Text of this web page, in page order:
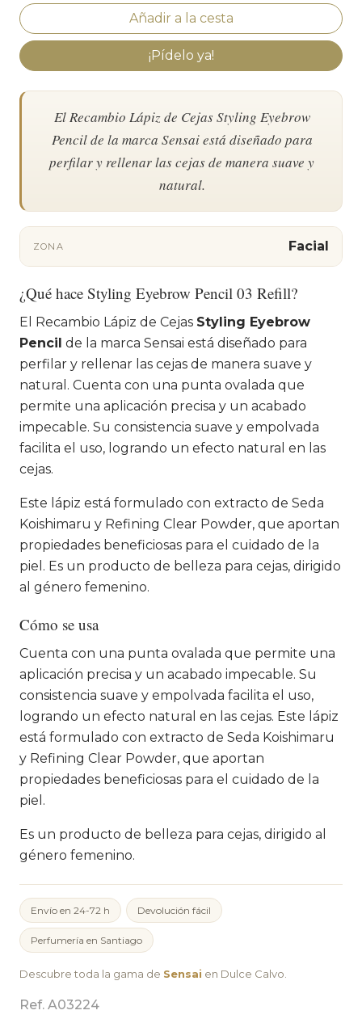
¡Pídelo ya!
El Recambio Lápiz de Cejas Styling Eyebrow
Pencil de la marca Sensai está diseñado para
perfilar y rellenar las cejas de manera suave y
natural.
ZONA Facial
¿Qué hace Styling Eyebrow Pencil 03 Refill?
El Recambio Lápiz de Cejas Styling Eyebrow
Pencil de la marca Sensai está diseñado para
perfilar y rellenar las cejas de manera suave y
natural. Cuenta con una punta ovalada que
permite una aplicación precisa y un acabado
impecable. Su consistencia suave y empolvada
facilita el uso, logrando un efecto natural en las
cejas.
Este lápiz está formulado con extracto de Seda
Koishimaru y Refining Clear Powder, que aportan
propiedades beneficiosas para el cuidado de la
piel. Es un producto de belleza para cejas, dirigido
al género femenino.
Cómo se usa
Cuenta con una punta ovalada que permite una
aplicación precisa y un acabado impecable. Su
consistencia suave y empolvada facilita el uso,
logrando un efecto natural en las cejas. Este lápiz
está formulado con extracto de Seda Koishimaru
y Refining Clear Powder, que aportan
propiedades beneficiosas para el cuidado de la
piel.
Es un producto de belleza para cejas, dirigido al
género femenino.
Envío en 24-72 h Devolución fácil
Perfumería en Santiago
Descubre toda la gama de Sensai en Dulce Calvo.
Ref. A03224